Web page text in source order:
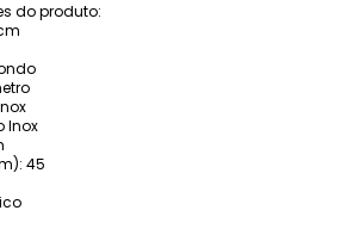
do produto:
Inox
45